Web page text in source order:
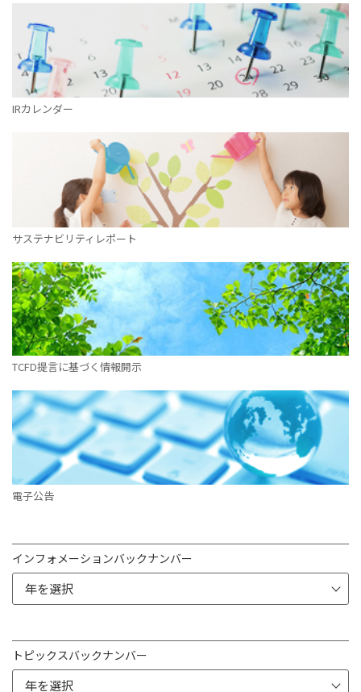
IRカレンダー
サステナビリティレポート
TCFD提言に基づく情報開示
電子公告
インフォメーションバックナンバー
トピックスバックナンバー